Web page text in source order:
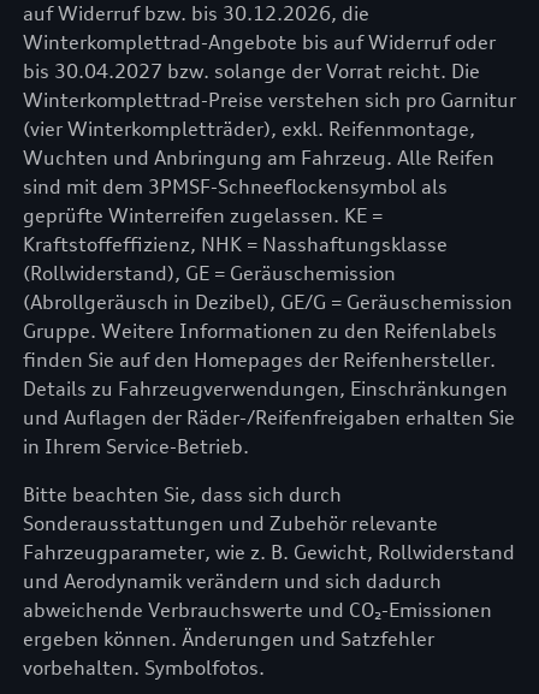
auf Widerruf bzw. bis 30.12.2026, die
Winterkomplettrad-Angebote bis auf Widerruf oder
bis 30.04.2027 bzw. solange der Vorrat reicht. Die
Winterkomplettrad-Preise verstehen sich pro Garnitur
(vier Winterkompletträder), exkl. Reifenmontage,
Wuchten und Anbringung am Fahrzeug. Alle Reifen
sind mit dem 3PMSF-Schneeflockensymbol als
geprüfte Winterreifen zugelassen. KE =
Kraftstoffeffizienz, NHK = Nasshaftungsklasse
(Rollwiderstand), GE = Geräuschemission
(Abrollgeräusch in Dezibel), GE/G = Geräuschemission
Gruppe. Weitere Informationen zu den Reifenlabels
finden Sie auf den Homepages der Reifenhersteller.
Details zu Fahrzeugverwendungen, Einschränkungen
und Auflagen der Räder-/Reifenfreigaben erhalten Sie
in Ihrem Service-Betrieb.
Bitte beachten Sie, dass sich durch
Sonderausstattungen und Zubehör relevante
Fahrzeugparameter, wie z. B. Gewicht, Rollwiderstand
und Aerodynamik verändern und sich dadurch
abweichende Verbrauchswerte und CO₂-Emissionen
ergeben können. Änderungen und Satzfehler
vorbehalten. Symbolfotos.